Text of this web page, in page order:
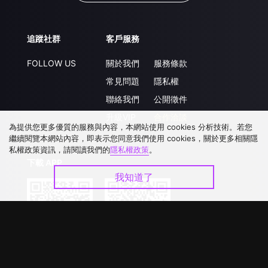
追蹤社群
FOLLOW US
客戶服務
關於我們
常見問題
聯絡我們
服務條款
隱私權
公開徵件
為提供您更多優質的服務與內容，本網站使用 cookies 分析技術。若您
繼續閱覽本網站內容，即表示您同意我們使用 cookies，關於更多相關隱
私權政策資訊，請閱讀我們的隱私權政策。
我知道了